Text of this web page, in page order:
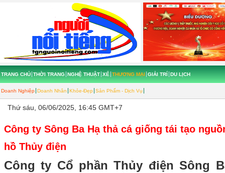
TRANG CHỦ THỜI TRANG NGHỆ THUẬT XẾ THƯƠNG MẠI
Doanh Nghiệp Doanh Nhân Khỏe-Đẹp Sản Phẩm - Dịch Vụ
GIẢI TRÍ DU LỊCH
Thứ sáu, 06/06/2025, 16:45 GMT+7
Công ty Sông Ba Hạ thả cá giống tái tạo
hồ Thủy điện
Công ty Cổ phần Thủy điện Sông